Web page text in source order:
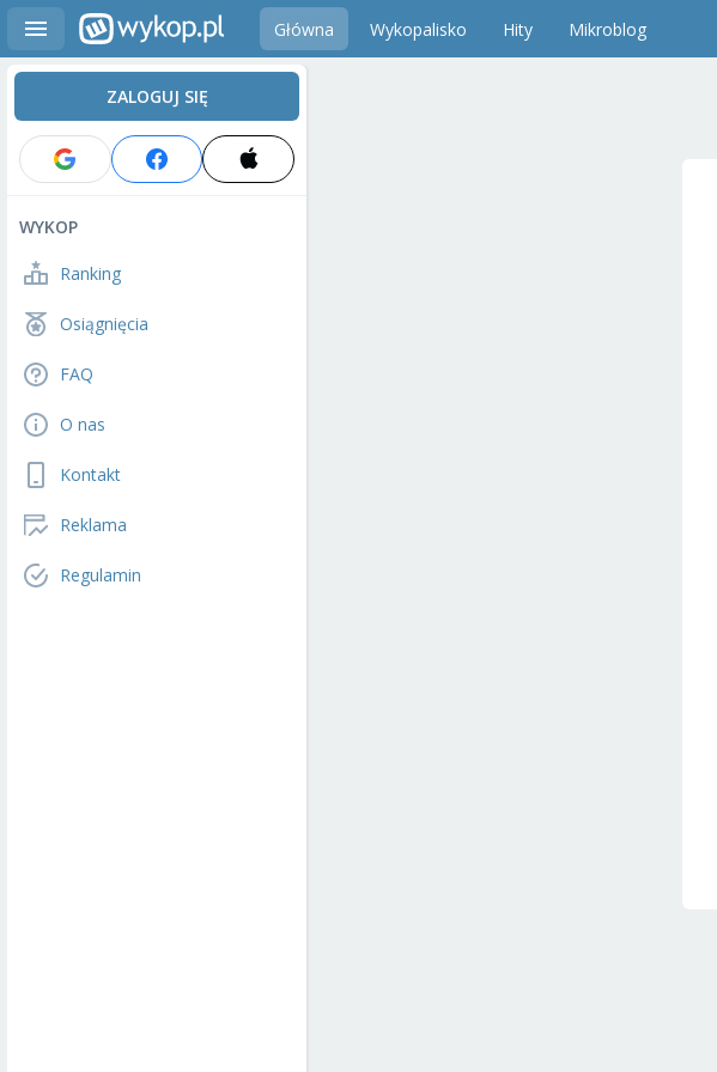
Główna Wykopalisko Hity Mikroblog
ZALOGUJ SIĘ
WYKOP
Ranking
Osiągnięcia
FAQ
O nas
Kontakt
Reklama
Regulamin